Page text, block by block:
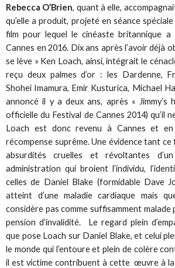
Rebecca O’Brien, quant à elle,
qu’elle a produit, projeté en séance spéciale
film pour lequel le cinéaste britannique a
Cannes en 2016. Dix ans après l’avoir déjà
se lève » Ken Loach, ainsi, intégrait le
reçu deux palmes d’or : les Dardenne,
Shohei Imamura, Emir Kusturica, Michael
annoncé il y a deux ans, après « Jimmy’s
officielle du Festival de Cannes 2014) qu’il
Loach est donc revenu à Cannes et
récompense suprême. Une évidence tant ce
absurdités cruelles et révoltantes
administration qui broient l’individu,
celles de Daniel Blake (formidable Dave
atteint d’une maladie cardiaque mais
considère pas comme suffisamment
pension d’invalidité. Le regard plein
que pose Loach sur Daniel Blake, et celui
le monde qui l’entoure et plein de colère
il est victime contribuent à cette œuvre à